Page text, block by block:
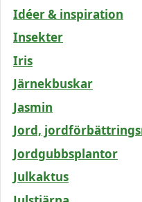
Idéer & inspiration
Insekter
Iris
Järnekbuskar
Jasmin
Jord,
Jordgubbsplantor
Julkaktus